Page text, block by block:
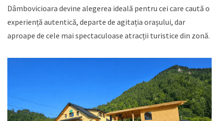
Dâmbovicioara devine alegerea ideală pentru cei care caută o
experiență autentică, departe de agitația orașului, dar
aproape de cele mai spectaculoase atracții turistice din zonă.